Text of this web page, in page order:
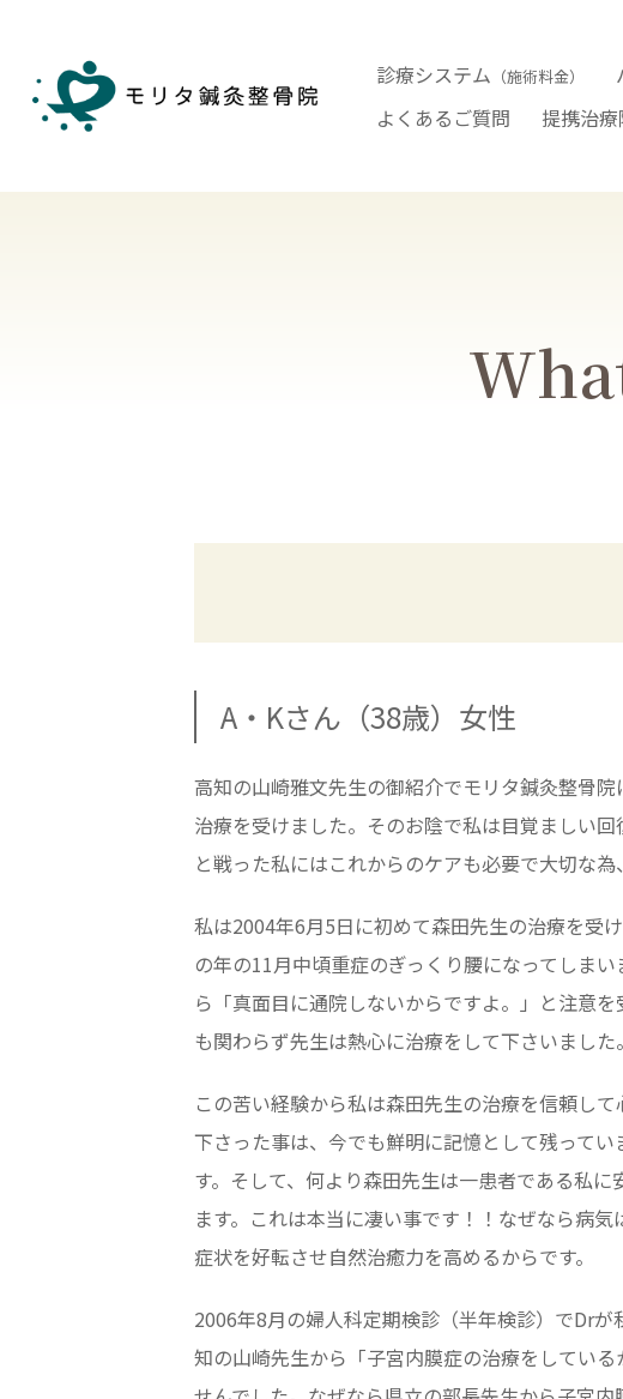
診療システム （施術料金）
よくあるご質問
提携治
A・Kさん（38歳）女性
高知の山崎雅文先生の御紹介でモリタ鍼灸整骨
治療を受けました。そのお陰で私は目覚ましい
と戦った私にはこれからのケアも必要で大切な
私は2004年6月5日に初めて森田先生の治療を受
の年の11月中頃重症のぎっくり腰になってしま
ら「真面目に通院しないからですよ。」と注意
も関わらず先生は熱心に治療をして下さいまし
この苦い経験から私は森田先生の治療を信頼し
下さった事は、今でも鮮明に記憶として残って
す。そして、何より森田先生は一患者である私
ます。これは本当に凄い事です！！なぜなら病
症状を好転させ自然治癒力を高めるからです。
2006年8月の婦人科定期検診（半年検診）でDr
知の山崎先生から「子宮内膜症の治療をしてい